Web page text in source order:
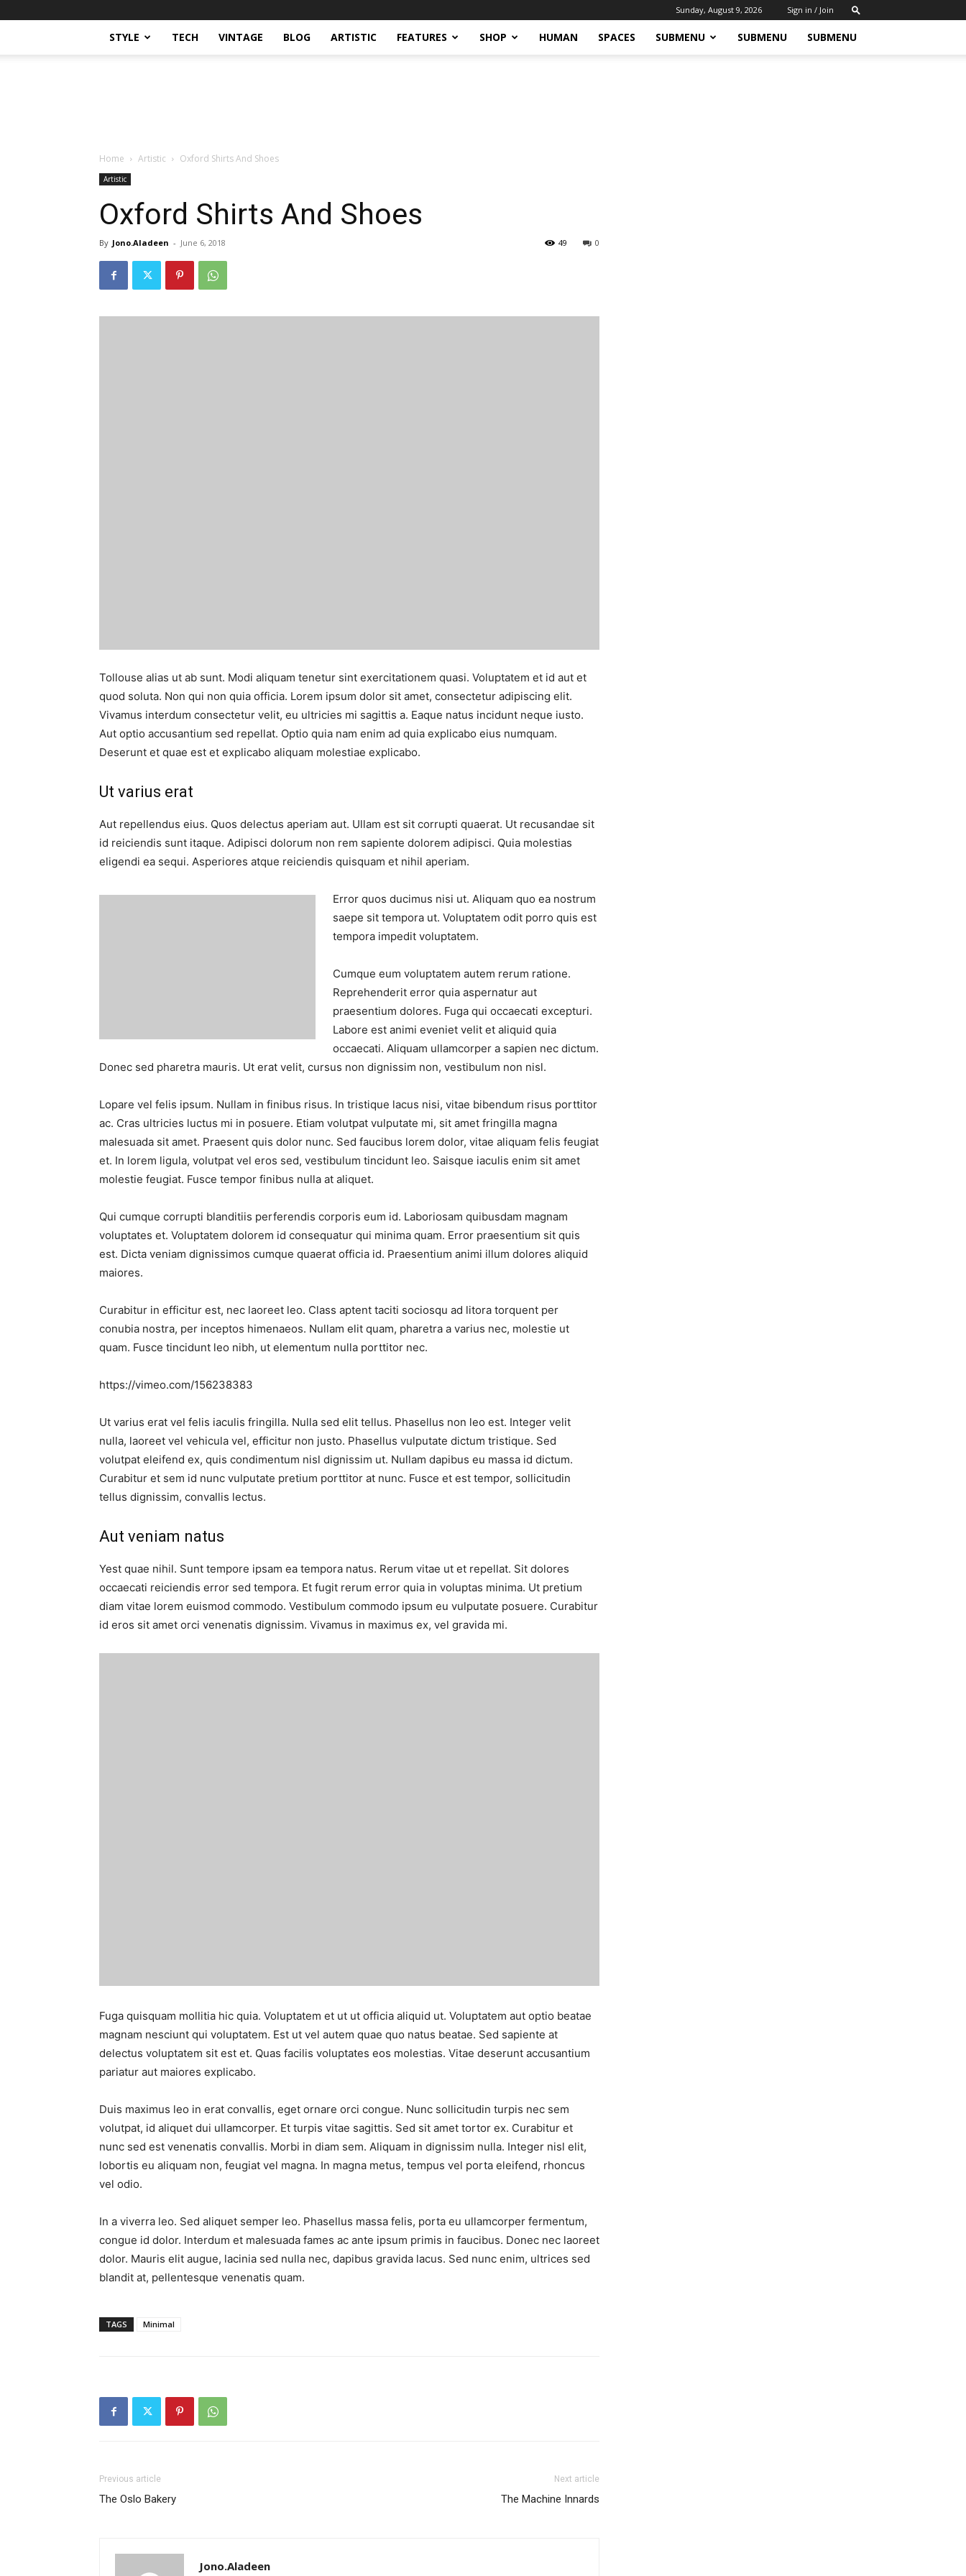
Sunday, August 9, 2026 Sign in / Join
STYLE TECH VINTAGE BLOG ARTISTIC FEATURES SHOP HUMAN SPACES SUBMENU SUBMENU SUBMENU
Home Artistic Oxford Shirts And Shoes
Artistic
Oxford Shirts And Shoes
By Jono.Aladeen - June 6, 2018 0
49
Tollouse alias ut ab sunt. Modi aliquam tenetur sint exercitationem quasi. Voluptatem et id aut et
quod soluta. Non qui non quia officia. Lorem ipsum dolor sit amet, consectetur adipiscing elit.
Vivamus interdum consectetur velit, eu ultricies mi sagittis a. Eaque natus incidunt neque iusto.
Aut optio accusantium sed repellat. Optio quia nam enim ad quia explicabo eius numquam.
Deserunt et quae est et explicabo aliquam molestiae explicabo.
Ut varius erat
Aut repellendus eius. Quos delectus aperiam aut. Ullam est sit corrupti quaerat. Ut recusandae sit
id reiciendis sunt itaque. Adipisci dolorum non rem sapiente dolorem adipisci. Quia molestias
eligendi ea sequi. Asperiores atque reiciendis quisquam et nihil aperiam.
Error quos ducimus nisi ut. Aliquam quo ea nostrum
saepe sit tempora ut. Voluptatem odit porro quis est
tempora impedit voluptatem.
Cumque eum voluptatem autem rerum ratione.
Reprehenderit error quia aspernatur aut
praesentium dolores. Fuga qui occaecati excepturi.
Labore est animi eveniet velit et aliquid quia
occaecati. Aliquam ullamcorper a sapien nec dictum.
Donec sed pharetra mauris. Ut erat velit, cursus non dignissim non, vestibulum non nisl.
Lopare vel felis ipsum. Nullam in finibus risus. In tristique lacus nisi, vitae bibendum risus porttitor
ac. Cras ultricies luctus mi in posuere. Etiam volutpat vulputate mi, sit amet fringilla magna
malesuada sit amet. Praesent quis dolor nunc. Sed faucibus lorem dolor, vitae aliquam felis feugiat
et. In lorem ligula, volutpat vel eros sed, vestibulum tincidunt leo. Saisque iaculis enim sit amet
molestie feugiat. Fusce tempor finibus nulla at aliquet.
Qui cumque corrupti blanditiis perferendis corporis eum id. Laboriosam quibusdam magnam
voluptates et. Voluptatem dolorem id consequatur qui minima quam. Error praesentium sit quis
est. Dicta veniam dignissimos cumque quaerat officia id. Praesentium animi illum dolores aliquid
maiores.
Curabitur in efficitur est, nec laoreet leo. Class aptent taciti sociosqu ad litora torquent per
conubia nostra, per inceptos himenaeos. Nullam elit quam, pharetra a varius nec, molestie ut
quam. Fusce tincidunt leo nibh, ut elementum nulla porttitor nec.
https://vimeo.com/156238383
Ut varius erat vel felis iaculis fringilla. Nulla sed elit tellus. Phasellus non leo est. Integer velit
nulla, laoreet vel vehicula vel, efficitur non justo. Phasellus vulputate dictum tristique. Sed
volutpat eleifend ex, quis condimentum nisl dignissim ut. Nullam dapibus eu massa id dictum.
Curabitur et sem id nunc vulputate pretium porttitor at nunc. Fusce et est tempor, sollicitudin
tellus dignissim, convallis lectus.
Aut veniam natus
Yest quae nihil. Sunt tempore ipsam ea tempora natus. Rerum vitae ut et repellat. Sit dolores
occaecati reiciendis error sed tempora. Et fugit rerum error quia in voluptas minima. Ut pretium
diam vitae lorem euismod commodo. Vestibulum commodo ipsum eu vulputate posuere. Curabitur
id eros sit amet orci venenatis dignissim. Vivamus in maximus ex, vel gravida mi.
Fuga quisquam mollitia hic quia. Voluptatem et ut ut officia aliquid ut. Voluptatem aut optio beatae
magnam nesciunt qui voluptatem. Est ut vel autem quae quo natus beatae. Sed sapiente at
delectus voluptatem sit est et. Quas facilis voluptates eos molestias. Vitae deserunt accusantium
pariatur aut maiores explicabo.
Duis maximus leo in erat convallis, eget ornare orci congue. Nunc sollicitudin turpis nec sem
volutpat, id aliquet dui ullamcorper. Et turpis vitae sagittis. Sed sit amet tortor ex. Curabitur et
nunc sed est venenatis convallis. Morbi in diam sem. Aliquam in dignissim nulla. Integer nisl elit,
lobortis eu aliquam non, feugiat vel magna. In magna metus, tempus vel porta eleifend, rhoncus
vel odio.
In a viverra leo. Sed aliquet semper leo. Phasellus massa felis, porta eu ullamcorper fermentum,
congue id dolor. Interdum et malesuada fames ac ante ipsum primis in faucibus. Donec nec laoreet
dolor. Mauris elit augue, lacinia sed nulla nec, dapibus gravida lacus. Sed nunc enim, ultrices sed
blandit at, pellentesque venenatis quam.
TAGS Minimal
Previous article
The Oslo Bakery
Next article
The Machine Innards
Jono.Aladeen